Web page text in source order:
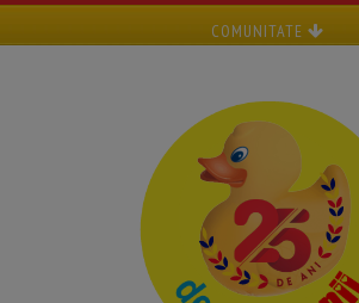
COMUNITATE